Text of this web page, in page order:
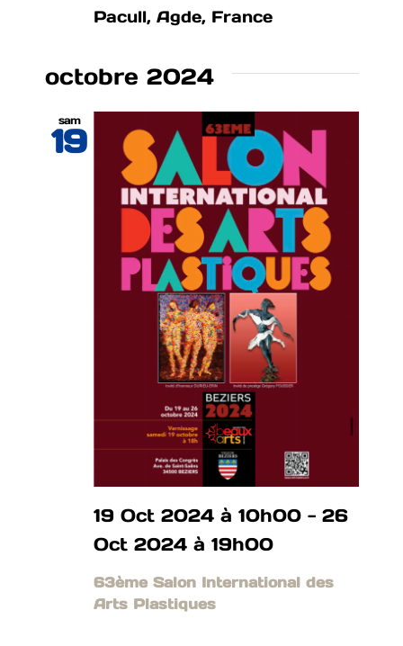
Pacull, Agde, France
octobre 2024
sam
19
63ème Salon International des
Arts Plastiques
19 Oct 2024 à 10h00- 26
Oct 2024 à 19h00